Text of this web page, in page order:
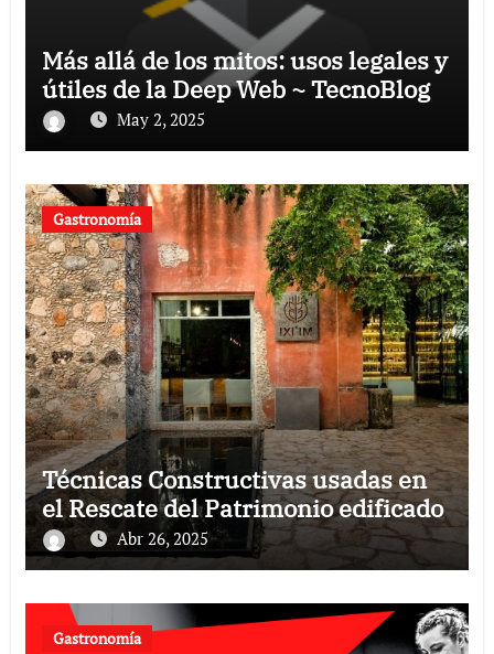
Más allá de los mitos: usos legales y
útiles de la Deep Web ~ TecnoBlog
May 2, 2025
Gastronomía
Técnicas Constructivas usadas en
el Rescate del Patrimonio edificado
Abr 26, 2025
Gastronomía